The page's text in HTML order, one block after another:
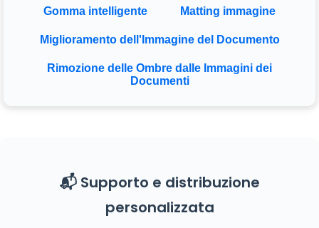
Gomma intelligente Matting immagine
Miglioramento dell'Immagine del Documento
Rimozione delle Ombre dalle Immagini dei
Documenti
📬 Supporto e distribuzione
personalizzata